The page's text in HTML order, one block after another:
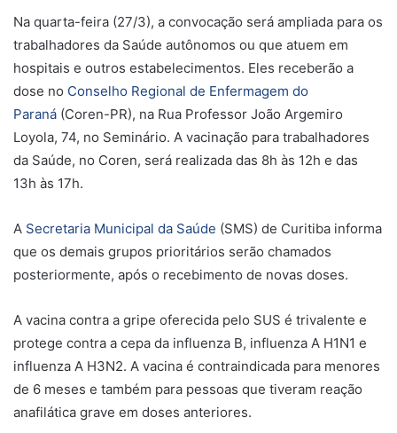
Na quarta-feira (27/3), a convocação será ampliada para os
trabalhadores da Saúde autônomos ou que atuem em
hospitais e outros estabelecimentos. Eles receberão a
dose no Conselho Regional de Enfermagem do
Paraná (Coren-PR), na Rua Professor João Argemiro
Loyola, 74, no Seminário. A vacinação para trabalhadores
da Saúde, no Coren, será realizada das 8h às 12h e das
13h às 17h.
A Secretaria Municipal da Saúde (SMS) de Curitiba informa
que os demais grupos prioritários serão chamados
posteriormente, após o recebimento de novas doses.
A vacina contra a gripe oferecida pelo SUS é trivalente e
protege contra a cepa da influenza B, influenza A H1N1 e
influenza A H3N2. A vacina é contraindicada para menores
de 6 meses e também para pessoas que tiveram reação
anafilática grave em doses anteriores.